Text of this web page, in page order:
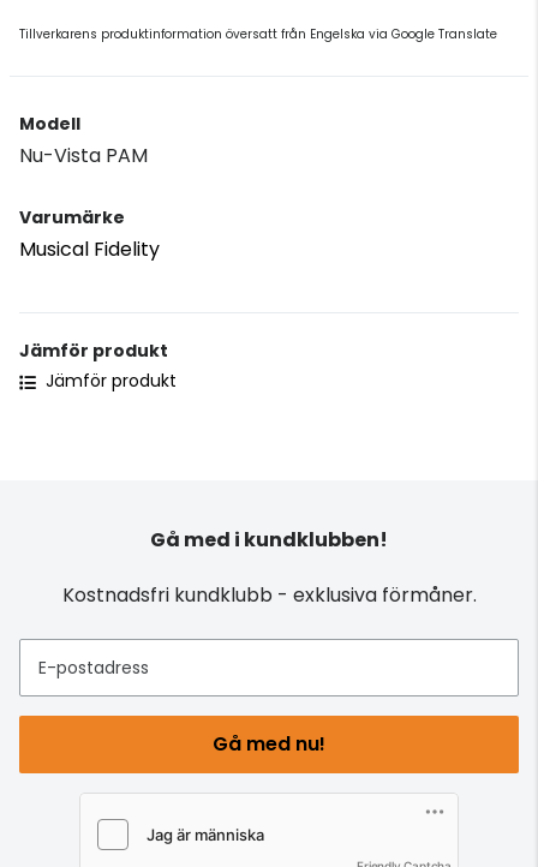
Tillverkarens produktinformation översatt från Engelska via Google Translate
Modell
Nu-Vista PAM
Varumärke
Musical Fidelity
Jämför produkt
Jämför produkt
Gå med i kundklubben!
Kostnadsfri kundklubb - exklusiva förmåner.
E-postadress
Gå med nu!